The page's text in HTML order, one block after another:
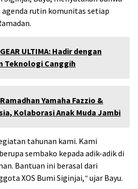
rutin komunitas setiap
ULTIMA: Hadir dengan
Teknologi Canggih
Yamaha Fazzio &
Kolaborasi Anak Muda Jambi
tahunan kami. Kami
sembako kepada adik-adik di
Bantuan ini berasal dari
XOS Bumi Siginjai,“ujar Bayu.